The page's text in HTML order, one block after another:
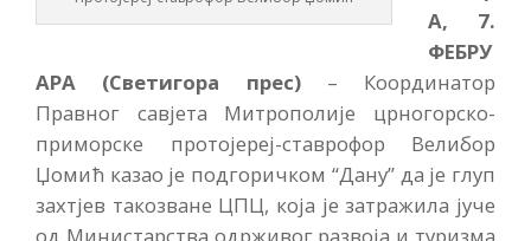
А, 7.
ФЕБРУ
АРА (Светигора прес)– Координатор
Правног савјета Митрополије црногорско-
приморске протојереј-ставрофор Велибор
Џомић казао је подгоричком “Дану” да је глуп
захтјев такозване ЦПЦ, која је затражила јуче